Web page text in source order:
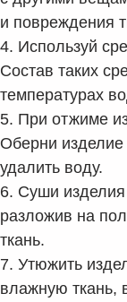
и повреждения
4. Используй
Состав таких
температурах
5. При отжиме
Оберни
удалить воду.
6. Суши изделия
разложив на
ткань.
7. Утюжить
влажную ткань,